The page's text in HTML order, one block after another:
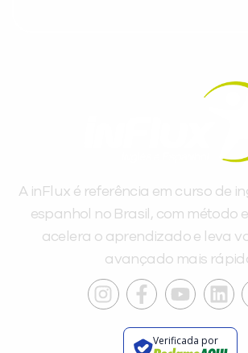
A inFlux é referência em curso de
espanhol no Brasil, com método
acelera o aprendizado e leva
avançado mais
Verificada por